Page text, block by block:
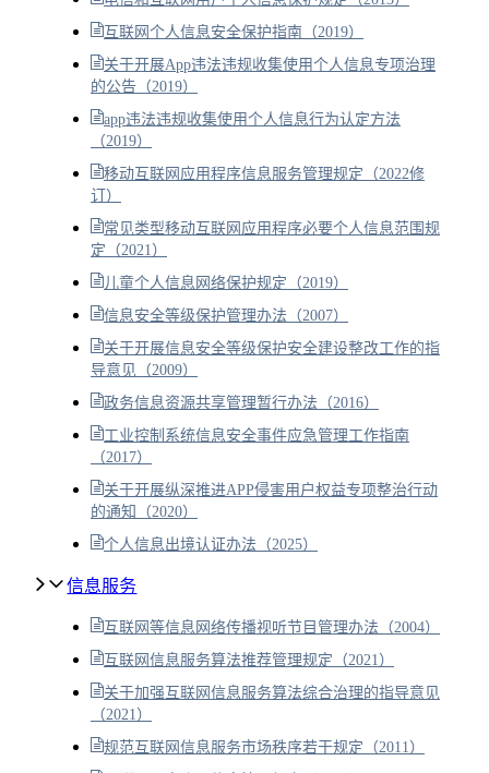
互联网个人信息安全保护指南（2019）
关于开展App违法违规收集使用个人信息专项治理
的公告（2019）
app违法违规收集使用个人信息行为认定方法
（2019）
移动互联网应用程序信息服务管理规定（2022修
订）
常见类型移动互联网应用程序必要个人信息范围规
定（2021）
儿童个人信息网络保护规定（2019）
信息安全等级保护管理办法（2007）
关于开展信息安全等级保护安全建设整改工作的指
导意见（2009）
政务信息资源共享管理暂行办法（2016）
工业控制系统信息安全事件应急管理工作指南
（2017）
关于开展纵深推进APP侵害用户权益专项整治行动
的通知（2020）
个人信息出境认证办法（2025）
信息服务
互联网等信息网络传播视听节目管理办法（2004）
互联网信息服务算法推荐管理规定（2021）
关于加强互联网信息服务算法综合治理的指导意见
（2021）
规范互联网信息服务市场秩序若干规定（2011）